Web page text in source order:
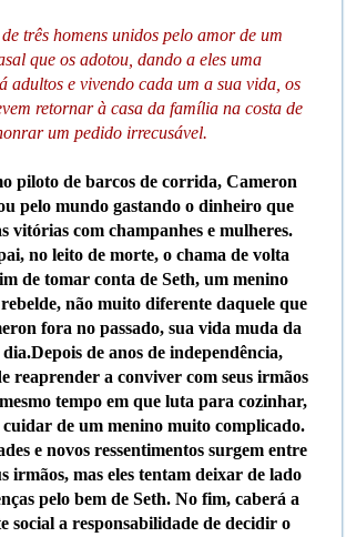
três homens unidos pelo amor de um
que os adotou, dando a eles uma
adultos e vivendo cada um a sua vida, os
retornar à casa da família na costa de
um pedido irrecusável.
piloto de barcos de corrida, Cameron
pelo mundo gastando o dinheiro que
vitórias com champanhes e mulheres.
no leito de morte, o chama de volta
de tomar conta de Seth, um menino
não muito diferente daquele que
fora no passado, sua vida muda da
de anos de independência,
reaprender a conviver com seus irmãos
tempo em que luta para cozinhar,
cuidar de um menino muito complicado.
e novos ressentimentos surgem entre
irmãos, mas eles tentam deixar de lado
pelo bem de Seth. No fim, caberá a
social a responsabilidade de decidir o